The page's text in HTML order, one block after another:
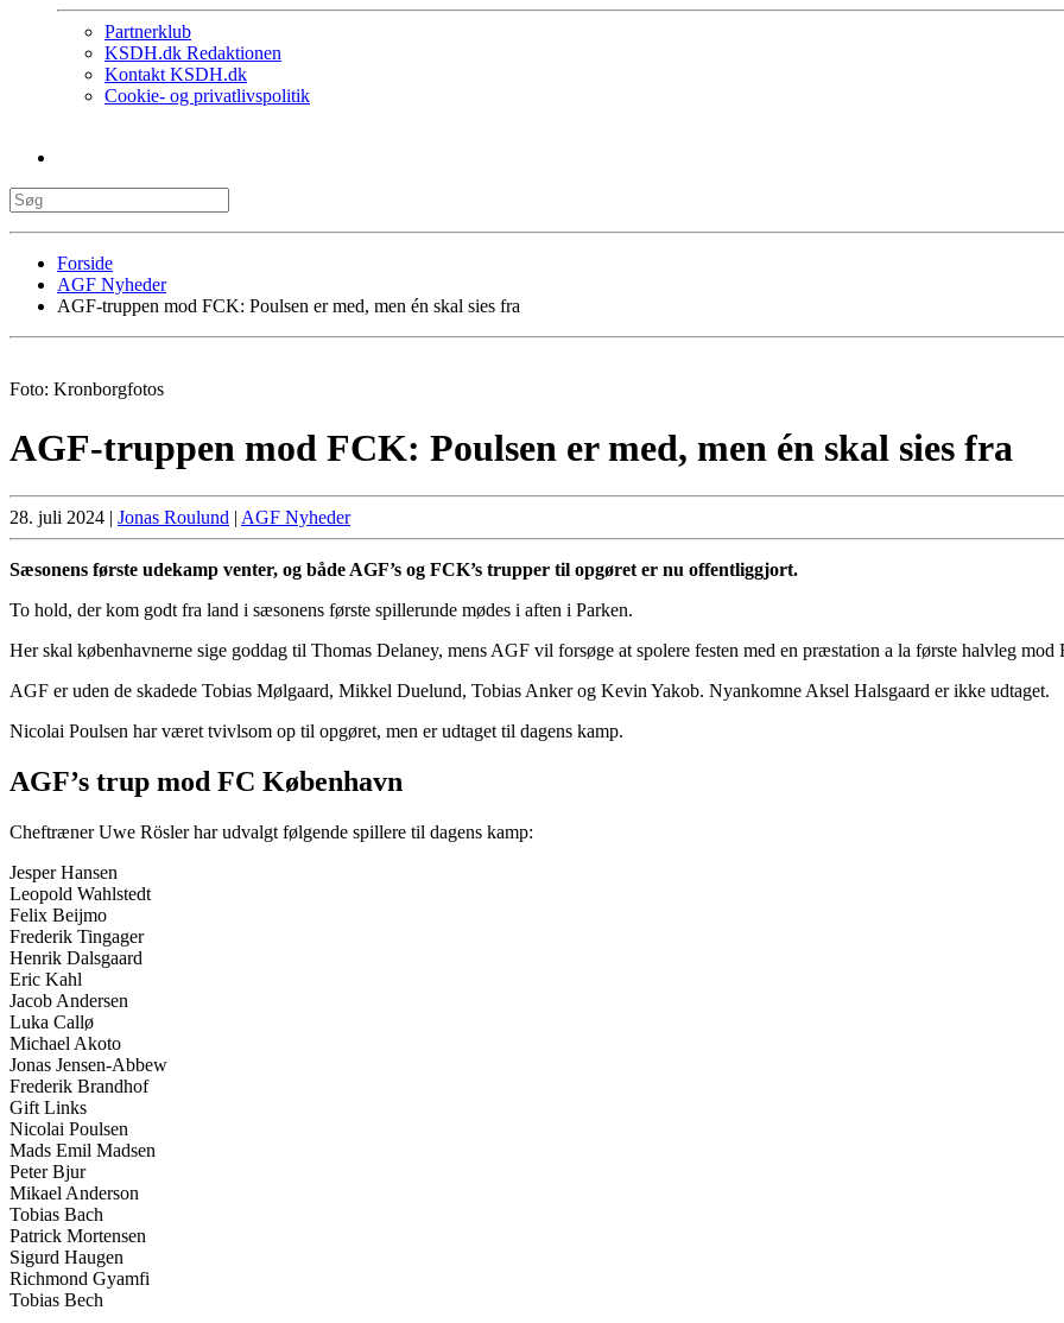
Partnerklub
KSDH.dk Redaktionen
Kontakt KSDH.dk
Cookie- og privatlivspolitik
Forside
AGF Nyheder
AGF-truppen mod FCK: Poulsen er med, men én skal sies fra
Foto: Kronborgfotos
AGF-truppen mod FCK: Poulsen er med, men én skal sies fra
28. juli 2024 | Jonas Roulund | AGF Nyheder
Sæsonens første udekamp venter, og både AGF’s og FCK’s trupper til opgøret er nu offentliggjort.
To hold, der kom godt fra land i sæsonens første spillerunde mødes i aften i Parken.
Her skal københavnerne sige goddag til Thomas Delaney, mens AGF vil forsøge at spolere festen med en præstation a la første halvleg
AGF er uden de skadede Tobias Mølgaard, Mikkel Duelund, Tobias Anker og Kevin Yakob. Nyankomne Aksel Halsgaard er ikke udtaget.
Nicolai Poulsen har været tvivlsom op til opgøret, men er udtaget til dagens kamp.
AGF’s trup mod FC København
Cheftræner Uwe Rösler har udvalgt følgende spillere til dagens kamp:
Jesper Hansen
Leopold Wahlstedt
Felix Beijmo
Frederik Tingager
Henrik Dalsgaard
Eric Kahl
Jacob Andersen
Luka Callø
Michael Akoto
Jonas Jensen-Abbew
Frederik Brandhof
Gift Links
Nicolai Poulsen
Mads Emil Madsen
Peter Bjur
Mikael Anderson
Tobias Bach
Patrick Mortensen
Sigurd Haugen
Richmond Gyamfi
Tobias Bech